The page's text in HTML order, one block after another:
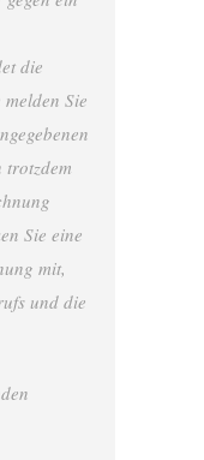
die
Sie
trotzdem
Sie eine
mit,
und die